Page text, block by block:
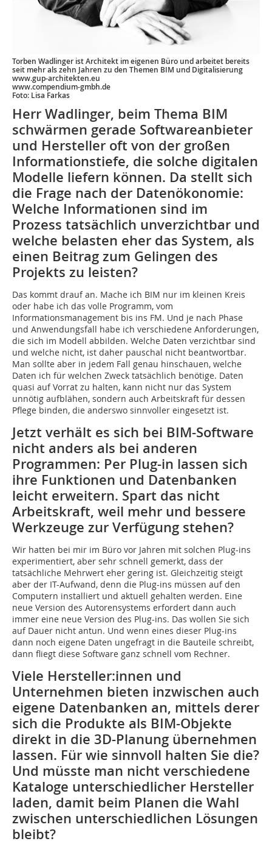
Torben Wadlinger ist Architekt im eigenen Büro und ­arbeitet bereits
seit mehr als zehn Jahren zu den Themen BIM und Digitalisierung
www.gup-architekten.eu
www.compendium-gmbh.de
Foto: Lisa Farkas
Herr Wadlinger, beim Thema BIM
schwärmen gerade Softwareanbieter
und Hersteller oft von der großen
Informationstiefe, die solche digitalen
Modelle liefern können. Da stellt sich
die Frage nach der Datenökonomie:
Welche Informationen sind im
Prozess tatsächlich unverzichtbar und
welche belasten eher das System, als
einen Beitrag zum Gelingen des
Projekts zu leisten?
Das kommt drauf an. Mache ich BIM nur im kleinen Kreis
oder habe ich das volle Programm, vom
Informationsmanagement bis ins FM. Und je nach Phase
und Anwendungsfall habe ich verschiedene Anforderungen,
die sich im Modell abbilden. Welche Daten verzichtbar sind
und welche nicht, ist daher pauschal nicht beantwortbar.
Man sollte aber in jedem Fall genau hinschauen, welche
Daten ich für welchen Zweck tatsächlich benötige. Daten
quasi auf Vorrat zu halten, kann nicht nur das System
unnötig aufblähen, sondern auch Arbeitskraft für dessen
Pflege binden, die anderswo sinnvoller eingesetzt ist.
Jetzt verhält es sich bei BIM-Software
nicht anders als bei anderen
Programmen: Per Plug-in lassen sich
ihre Funktionen und Datenbanken
leicht erweitern. Spart das nicht
Arbeitskraft, weil mehr und bessere
Werkzeuge zur Verfügung stehen?
Wir hatten bei mir im Büro vor Jahren mit solchen Plug-ins
experimentiert, aber sehr schnell gemerkt, dass der
tatsächliche Mehrwert eher gering ist. Gleichzeitig steigt
aber der IT-Aufwand, denn die Plug-ins müssen auf den
Computern installiert und aktuell gehalten werden. Eine
neue Version des Autorensystems erfordert dann auch
immer eine neue Version des Plug-ins. Das wollen Sie sich
auf Dauer nicht antun. Und wenn eines dieser Plug-ins
dann noch eigene Daten ungefragt in die Bauteile schreibt,
dann fliegt diese Software ganz schnell vom Rechner.
Viele Hersteller:innen und
Unternehmen bieten inzwischen auch
eigene Datenbanken an, mittels derer
sich die Produkte als BIM-Objekte
direkt in die 3D-Planung übernehmen
lassen. Für wie sinnvoll halten Sie die?
Und müsste man nicht verschiedene
Kataloge unterschiedlicher Hersteller
laden, damit beim Planen die Wahl
zwischen unterschiedlichen Lösungen
bleibt?